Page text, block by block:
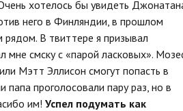
хотелось бы увидеть
него в Финляндии, в прошлом
В твиттере я призывал
мне смску с «парой ласковых».
Мэтт Эллисон смогут попасть в
проголосовали пару раз, но в
им! Успел подумать как